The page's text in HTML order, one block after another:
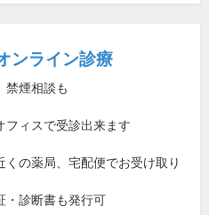
ンライン診療
禁煙相談も
フィスで受診出来ます
くの薬局、宅配便でお受け取り
・診断書も発行可